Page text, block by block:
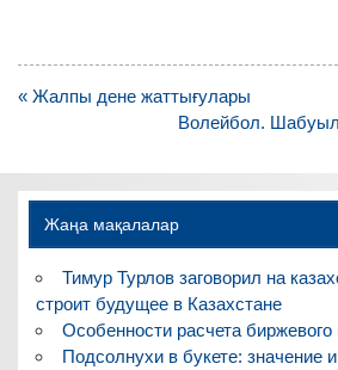
Навигация
« Жалпы дене жаттығулары
Волейбол.
Жаңа мақалалар
Тимур Турлов заговорил на
строит будущее в Казахстане
Особенности расчета биржевого
Подсолнухи в букете: значение